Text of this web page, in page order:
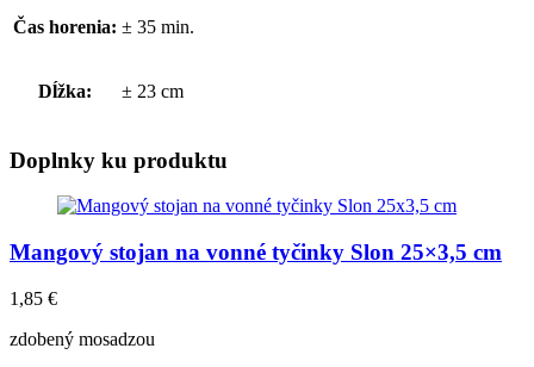
Čas horenia: ± 35 min.
Dĺžka: ± 23 cm
Doplnky ku produktu
Mangový stojan na vonné tyčinky Slon 25×3,5 cm
1,85 €
zdobený mosadzou